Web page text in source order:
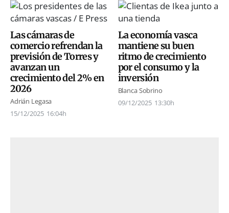
Las cámaras de
comercio refrendan la
previsión de Torres y
avanzan un
crecimiento del 2% en
2026
Adrián Legasa
15/12/2025 16:04h
La economía vasca
mantiene su buen
ritmo de crecimiento
por el consumo y la
inversión
Blanca Sobrino
09/12/2025 13:30h